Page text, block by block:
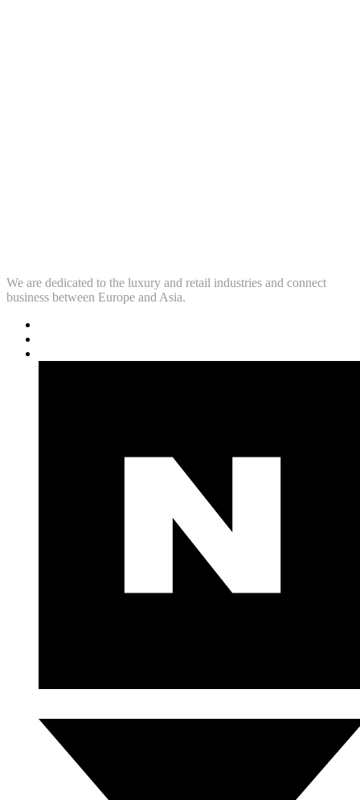
We are dedicated to the luxury and retail industries and connect
business between Europe and Asia.